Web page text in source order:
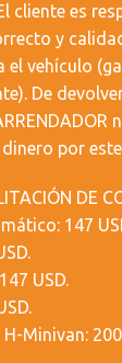
cliente es
y
el vehículo
De
por
DE
147
USD.
H-Minivan: